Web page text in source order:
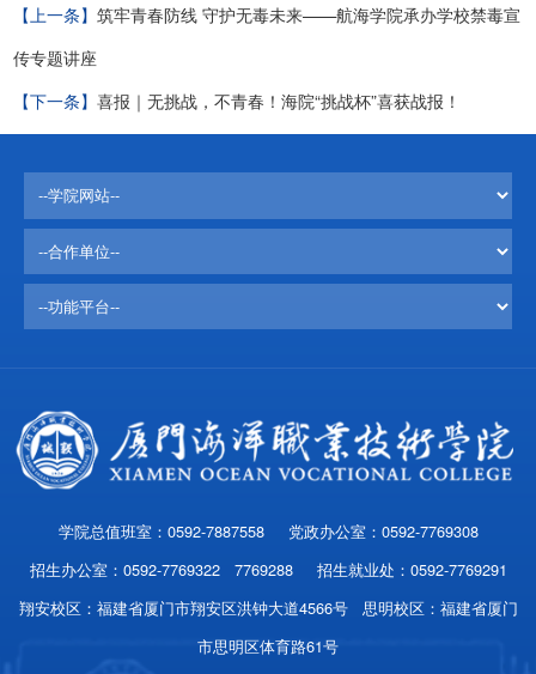
【上一条】筑牢青春防线 守护无毒未来——航海学院承办学校禁毒宣
传专题讲座
【下一条】喜报｜无挑战，不青春！海院“挑战杯”喜获战报！
学院总值班室：0592-7887558 党政办公室：0592-7769308
招生办公室：0592-7769322 7769288 招生就业处：0592-7769291
翔安校区：福建省厦门市翔安区洪钟大道4566号 思明校区：福建省厦门
市思明区体育路61号